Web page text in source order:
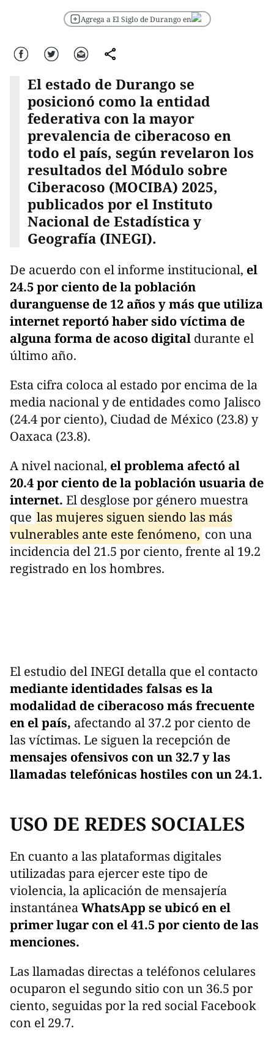
Agrega a El Siglo de Durango en
Facebook Twitter Correo comparte
El estado de Durango se
posicionó como la entidad
federativa con la mayor
prevalencia de ciberacoso en
todo el país, según revelaron los
resultados del Módulo sobre
Ciberacoso (MOCIBA) 2025,
publicados por el Instituto
Nacional de Estadística y
Geografía (INEGI).
De acuerdo con el informe institucional, el
24.5 por ciento de la población
duranguense de 12 años y más que utiliza
internet reportó haber sido víctima de
alguna forma de acoso digital durante el
último año.
Esta cifra coloca al estado por encima de la
media nacional y de entidades como Jalisco
(24.4 por ciento), Ciudad de México (23.8) y
Oaxaca (23.8).
A nivel nacional, el problema afectó al
20.4 por ciento de la población usuaria de
internet. El desglose por género muestra
que las mujeres siguen siendo las más
vulnerables ante este fenómeno, con una
incidencia del 21.5 por ciento, frente al 19.2
registrado en los hombres.
El estudio del INEGI detalla que el contacto
mediante identidades falsas es la
modalidad de ciberacoso más frecuente
en el país, afectando al 37.2 por ciento de
las víctimas. Le siguen la recepción de
mensajes ofensivos con un 32.7 y las
llamadas telefónicas hostiles con un 24.1.
USO DE REDES SOCIALES
​En cuanto a las plataformas digitales
utilizadas para ejercer este tipo de
violencia, la aplicación de mensajería
instantáneaWhatsApp se ubicó en el
primer lugar con el 41.5 por ciento de las
menciones.
Las llamadas directas a teléfonos celulares
ocuparon el segundo sitio con un 36.5 por
ciento, seguidas por la red social Facebook
con el 29.7.